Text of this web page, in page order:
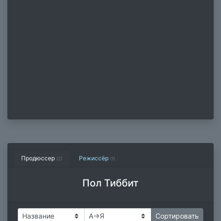
Продюссер (2) Режиссёр (1)
Пол Тиббит